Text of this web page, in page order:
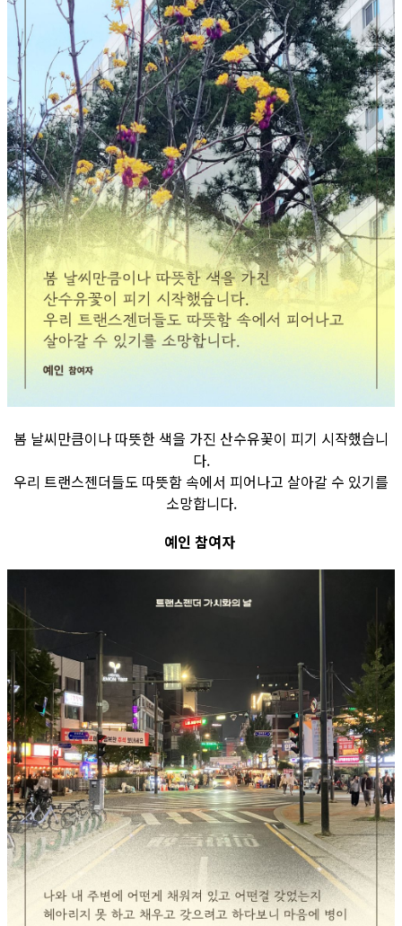
봄 날씨만큼이나 따뜻한 색을 가진 산수유꽃이 피기 시작했습니
다.
우리 트랜스젠더들도 따뜻함 속에서 피어나고 살아갈 수 있기를
소망합니다.
예인 참여자